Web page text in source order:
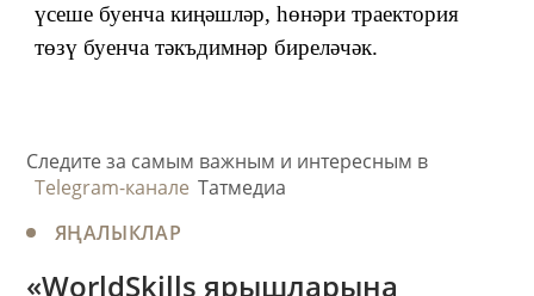
үсеше буенча киңәшләр, һөнәри траектория
төзү буенча тәкъдимнәр биреләчәк.
Следите за самым важным и интересным в
Telegram-канале Татмедиа
ЯҢАЛЫКЛАР
«WorldSkills ярышларына